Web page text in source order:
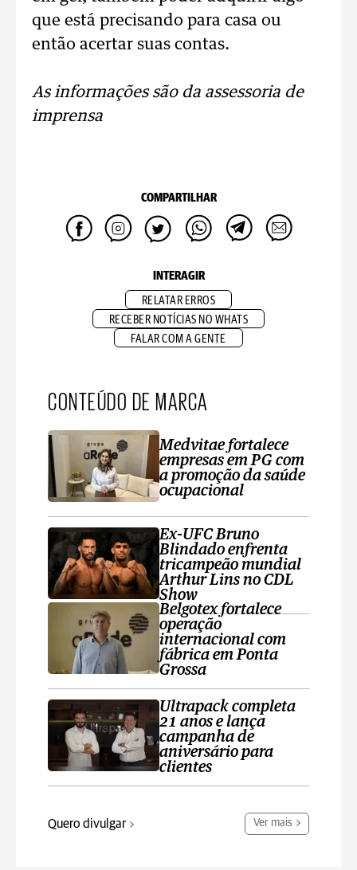
que está precisando para casa ou
então acertar suas contas.
As informações são da assessoria de
imprensa
COMPARTILHAR
INTERAGIR
RELATAR ERROS
RECEBER NOTÍCIAS NO WHATS
FALAR COM A GENTE
CONTEÚDO DE MARCA
Medvitae fortalece
empresas em PG com
a promoção da saúde
ocupacional
Ex-UFC Bruno
Blindado enfrenta
tricampeão mundial
Arthur Lins no CDL
Show
Belgotex fortalece
operação
internacional com
fábrica em Ponta
Grossa
Ultrapack completa
21 anos e lança
campanha de
aniversário para
clientes
Quero divulgar Ver mais